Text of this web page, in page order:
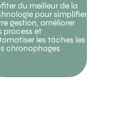
du meilleur de la
pour simplifier
gestion, améliorer
process et
les tâches les
chronophages